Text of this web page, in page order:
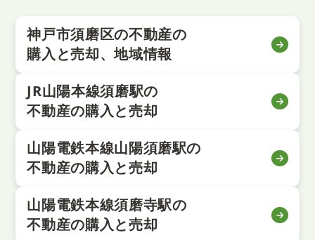
神戸市須磨区の不動産の
購入と売却、地域情報
JR山陽本線須磨駅の
不動産の購入と売却
山陽電鉄本線山陽須磨駅の
不動産の購入と売却
山陽電鉄本線須磨寺駅の
不動産の購入と売却